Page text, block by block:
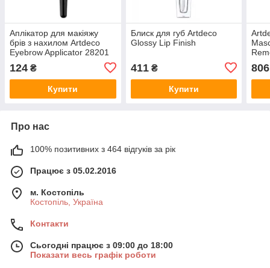
Аплікатор для макіяжу
брів з нахилом Artdeco
Eyebrow Applicator 28201
124 ₴
Купити
Блиск для губ Artdeco
Glossy Lip Finish
411₴
Купити
40
806
Про нас
100% позитивних з 464 відгуків за рік
Працює з 05.02.2016
м. Костопіль
Костопіль, Україна
Контакти
Сьогодні працює з 09:00 до 18:00
Показати весь графік роботи